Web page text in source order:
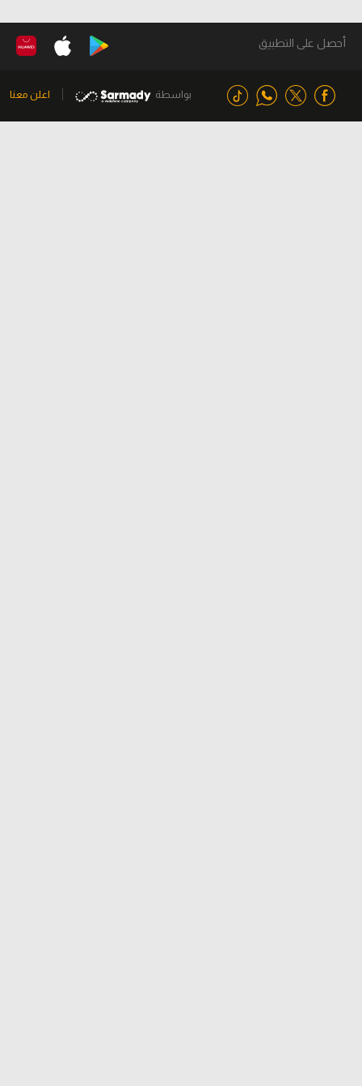
أحصل على التطبيق
بواسطة اعلن معنا